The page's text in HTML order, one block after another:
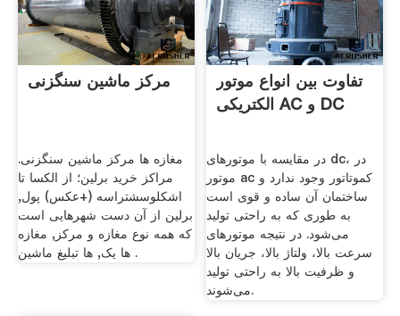
مرکز ماشین سنگزنی
مغازه ها مرکز ماشین سنگزنی.
مراکز خرید برلین؛ از الکسا تا
اشکلوسشتراسه (+عکس) پول,
برلین از آن دست شهرهایی است
که همه نوع مغازه و مرکز, مغازه
ها یک, ها تبلیغ ماشین .
تفاوت بین انواع موتور
الکتریکی AC و DC
در مقایسه با موتورهای dc، در
موتور ac کموتاتور وجود ندارد و
ساختمان آن ساده و قوی است
به طوری که به راحتی تولید
می‌شود. در نتیجه موتورهای
سرعت بالا، ولتاژ بالا، جریان بالا
و ظرفیت بالا به راحتی تولید
می‌شوند.